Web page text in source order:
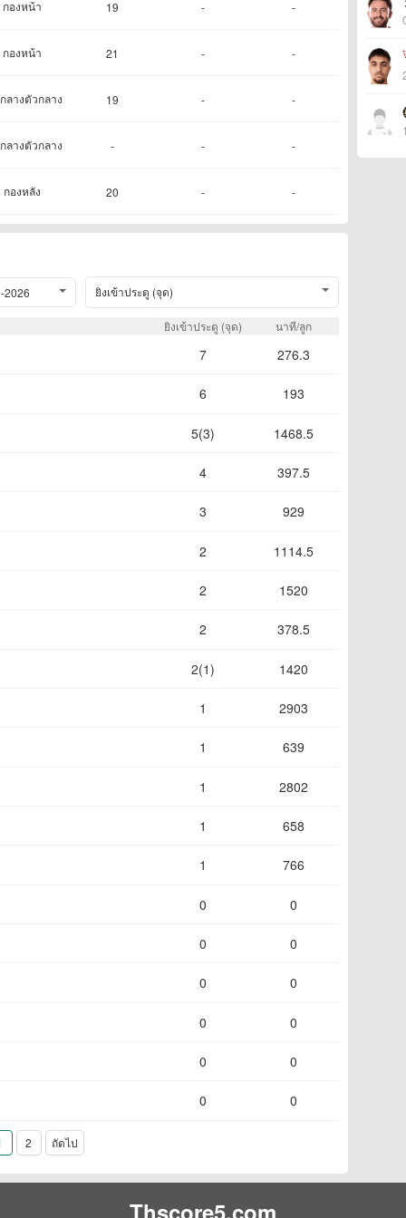
กองหน้า 19 - -
กองหน้า 21 - -
ลางตัวกลาง 19 - -
ลางตัวกลาง - - -
กองหลัง 20 - -
2026 ยิงเข้าประตู (จุด)
ยิงเข้าประตู (จุด) นาที/ลูก
7 276.3
6 193
5(3) 1468.5
4 397.5
3 929
2 1114.5
2 1520
2 378.5
2(1) 1420
1 2903
1 639
1 2802
1 658
1 766
0 0
0 0
0 0
0 0
0 0
0 0
2 ถัดไป
Thscore5.com